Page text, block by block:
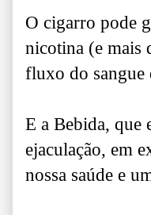
O cigarro pode
nicotina (e mais
fluxo do sangue
E a Bebida, que
ejaculação, em
nossa saúde e